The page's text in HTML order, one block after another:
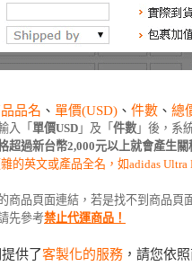
品名 、 單價(USD) 、 件數 、 總
入「 單價USD 」及「 件數 」後，系
超過新台幣2,000元以上就會產生關
的英文或產品全名，如adidas
商品頁面連結，若是找不到商品
先參考禁止代運商品！
供了客製化的服務 ，請您依